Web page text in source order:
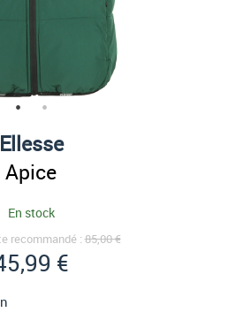
Ellesse
Apice
En stock
recommandé :85,00 €
€